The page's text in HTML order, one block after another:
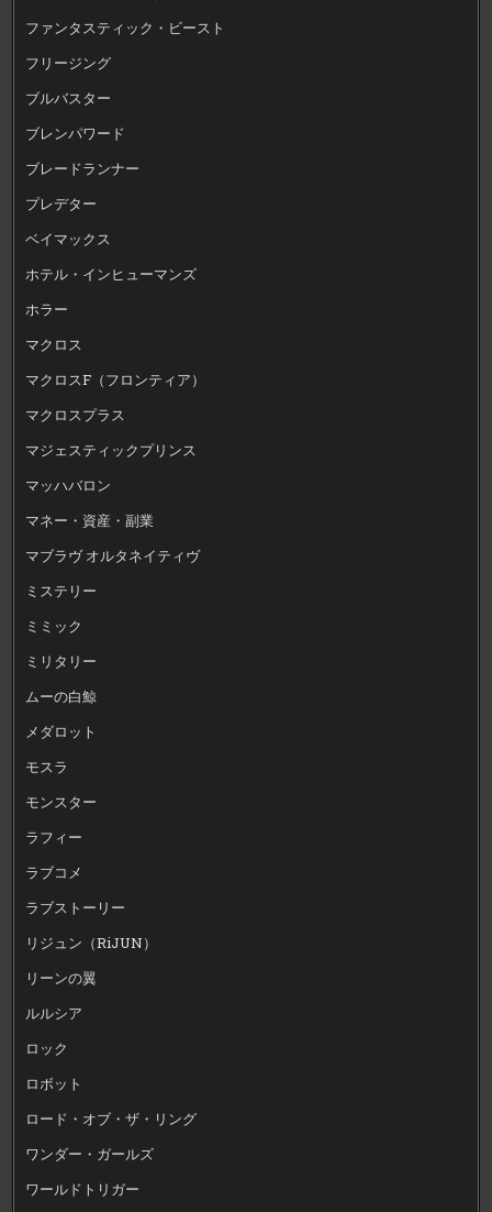
ファンタスティック・ビースト
フリージング
ブルバスター
ブレンパワード
ブレードランナー
プレデター
ベイマックス
ホテル・インヒューマンズ
ホラー
マクロス
マクロスF（フロンティア）
マクロスプラス
マジェスティックプリンス
マッハバロン
マネー・資産・副業
マブラヴ オルタネイティヴ
ミステリー
ミミック
ミリタリー
ムーの白鯨
メダロット
モスラ
モンスター
ラフィー
ラブコメ
ラブストーリー
リジュン（RiJUN）
リーンの翼
ルルシア
ロック
ロボット
ロード・オブ・ザ・リング
ワンダー・ガールズ
ワールドトリガー